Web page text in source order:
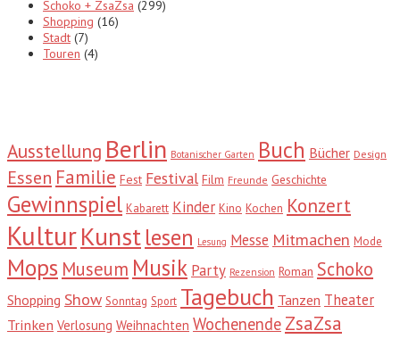
Schoko + ZsaZsa (299)
Shopping (16)
Stadt (7)
Touren (4)
Ausstellung Berlin Botanischer Garten Buch Bücher Design
Essen Familie Fest Festival Film Freunde Geschichte
Gewinnspiel Kabarett Kinder Kino Kochen Konzert
KulturKunstlesen Lesung Messe Mitmachen Mode
Mops Museum Musik Party Rezension Roman Schoko
Shopping Show Sonntag Sport Tagebuch Tanzen Theater
Trinken Verlosung Weihnachten Wochenende ZsaZsa